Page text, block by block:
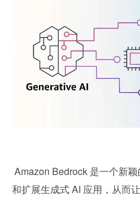
Amazon Bedrock 是一个新
和扩展生成式 AI 应用，从而